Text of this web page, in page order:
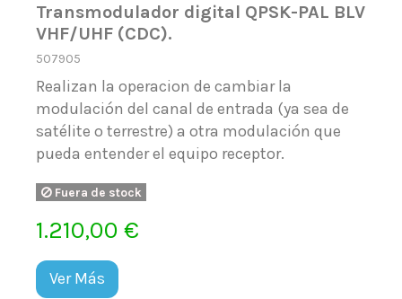
Transmodulador digital QPSK-PAL BLV
VHF/UHF (CDC).
507905
Realizan la operacion de cambiar la
modulación del canal de entrada (ya sea de
satélite o terrestre) a otra modulación que
pueda entender el equipo receptor.
Fuera de stock
1.210,00 €
Ver Más